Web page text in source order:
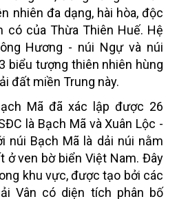
nhiên đa dạng, hài hòa, độc
có của Thừa Thiên Huế. Hệ
Hương - núi Ngự và núi
biểu tượng thiên nhiên hùng
đất miền Trung này.
Mã đã xác lập được 26
là Bạch Mã và Xuân Lộc -
núi Bạch Mã là dải núi nằm
ở ven bờ biển Việt Nam. Đây
khu vực, được tạo bởi các
Vân có diện tích phân bố